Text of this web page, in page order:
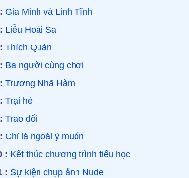
Gia Minh và Linh Tĩnh
Liễu Hoài Sa
Thích Quán
Ba người cùng chơi
Trương Nhã Hàm
Trại hè
Trao đổi
Chỉ là ngoài ý muốn
: Kết thúc chương trình tiểu học
: Sự kiện chụp ảnh Nude